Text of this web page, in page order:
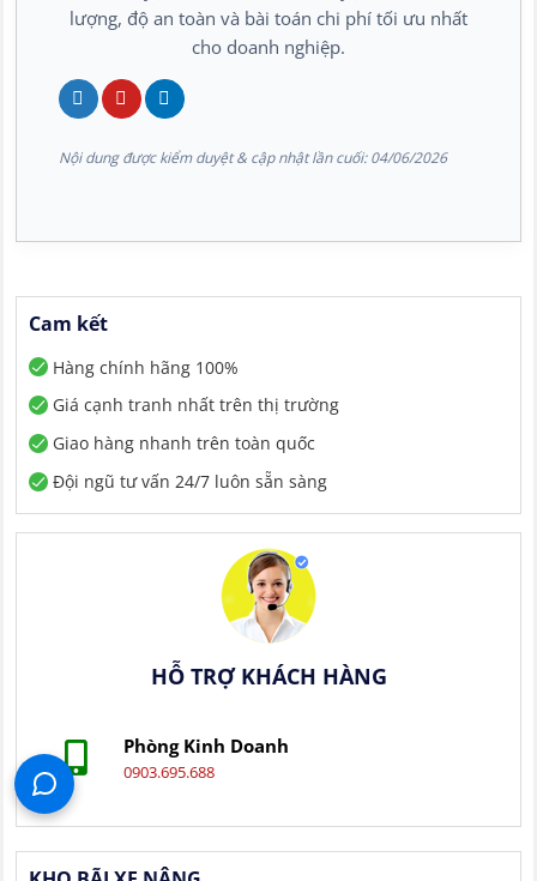
lượng, độ an toàn và bài toán chi phí tối ưu nhất
cho doanh nghiệp.
Nội dung được kiểm duyệt & cập nhật lần cuối:04/06/2026
Cam kết
Hàng chính hãng 100%
Giá cạnh tranh nhất trên thị trường
Giao hàng nhanh trên toàn quốc
Đội ngũ tư vấn 24/7 luôn sẵn sàng
HỖ TRỢ KHÁCH HÀNG
Phòng Kinh Doanh
0903.695.688